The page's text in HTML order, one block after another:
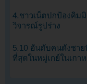
4.ชาวเน็ตปกป้องคิม
วิจารณ์รูปร่าง
5.10 อันดับคนดังชา
ที่สุดในหมู่เกย์ในเกา